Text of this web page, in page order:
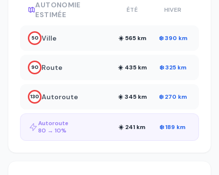
AUTONOMIE
ESTIMÉE
ÉTÉ HIVER
50 Ville ☀️ 565 km ❄️ 390 km
90 Route ☀️ 435 km ❄️ 325 km
130 Autoroute ☀️ 345 km ❄️ 270 km
Autoroute
80 → 10%
☀️ 241 km ❄️ 189 km